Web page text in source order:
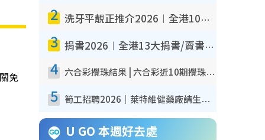
免
2 洗牙平靚正推介2026︱全港10大牙科診所/醫院懶人包 夜診至8點/鎮靜潔牙/醫療券適用
3 捐書2026︱全港13大捐書/賣書地點懶人包 二手課本最高$150＋舊書換免費咖啡/戲票
4 六合彩攪珠結果 | 六合彩近10期攪珠結果出爐+ 近30期最旺熱門中獎號碼
5 筍工招聘2026｜萊特維健藥廠請生產操作員！月薪高達$1.7萬 冷氣廠房/五天工作/保證雙糧
U GO 本週好去處